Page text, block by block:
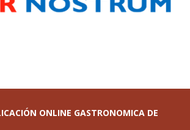
ONLINE GASTRONOMICA DE